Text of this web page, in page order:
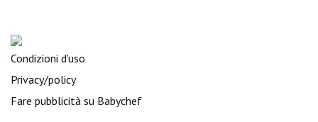
Condizioni d'uso
Privacy/policy
Fare pubblicità su Babychef